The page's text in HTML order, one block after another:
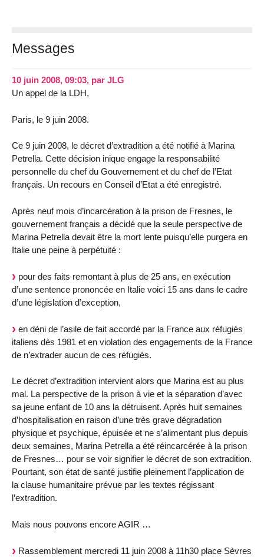
Messages
10 juin 2008, 09:03, par JLG
Un appel de la LDH,
Paris, le 9 juin 2008.
Ce 9 juin 2008, le décret d’extradition a été notifié à Marina
Petrella. Cette décision inique engage la responsabilité
personnelle du chef du Gouvernement et du chef de l’Etat
français. Un recours en Conseil d’Etat a été enregistré.
Après neuf mois d’incarcération à la prison de Fresnes, le
gouvernement français a décidé que la seule perspective de
Marina Petrella devait être la mort lente puisqu’elle purgera en
Italie une peine à perpétuité :
pour des faits remontant à plus de 25 ans, en exécution
d’une sentence prononcée en Italie voici 15 ans dans le cadre
d’une législation d’exception,
en déni de l’asile de fait accordé par la France aux réfugiés
italiens dès 1981 et en violation des engagements de la France
de n’extrader aucun de ces réfugiés.
Le décret d’extradition intervient alors que Marina est au plus
mal. La perspective de la prison à vie et la séparation d’avec
sa jeune enfant de 10 ans la détruisent. Après huit semaines
d’hospitalisation en raison d’une très grave dégradation
physique et psychique, épuisée et ne s’alimentant plus depuis
deux semaines, Marina Petrella a été réincarcérée à la prison
de Fresnes… pour se voir signifier le décret de son extradition.
Pourtant, son état de santé justifie pleinement l’application de
la clause humanitaire prévue par les textes régissant
l’extradition.
Mais nous pouvons encore AGIR …
Rassemblement mercredi 11 juin 2008 à 11h30 place Sèvres